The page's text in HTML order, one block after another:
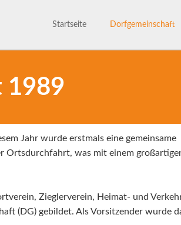
Startseite Dorfgemeinschaft
1989
Jahr wurde erstmals eine gemeinsame
Ortsdurchfahrt, was mit einem
Zieglerverein, Heimat- und
(DG) gebildet. Als Vorsitzender wurde